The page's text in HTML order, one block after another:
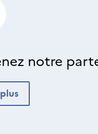
notre
plus